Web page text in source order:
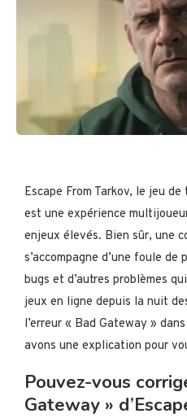
Escape From Tarkov, le jeu
est une expérience
enjeux élevés. Bien sûr, une
s’accompagne d’une foule de
bugs et d’autres problèmes
jeux en ligne depuis la nuit
l’erreur « Bad Gateway »
avons une explication pour
Pouvez-vous
Gateway »